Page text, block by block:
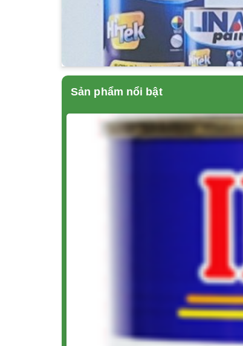
Sản phẩm nổi bật